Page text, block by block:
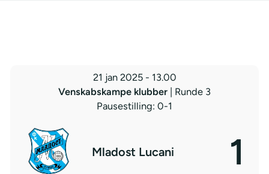
21 jan 2025 - 13.00
Venskabskampe klubber
| Runde 3
Pausestilling: 0-1
Mladost Lucani 1